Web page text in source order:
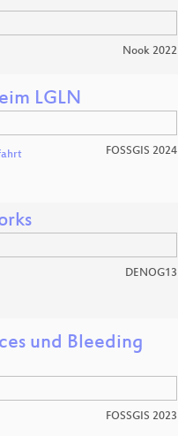
Nook 2022
LGLN
FOSSGIS 2024
DENOG13
und Bleeding
FOSSGIS 2023